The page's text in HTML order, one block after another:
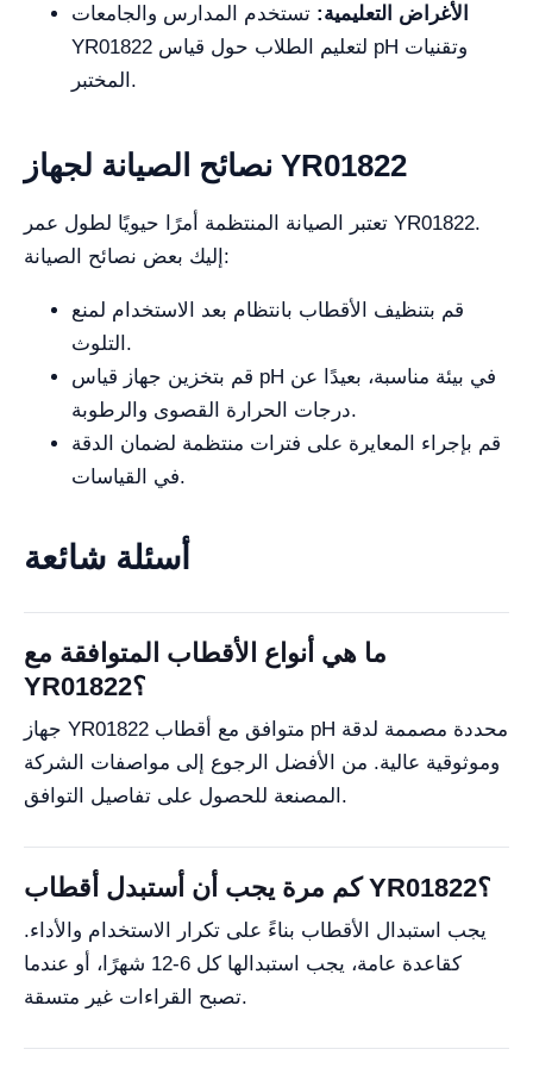
الأغراض التعليمية: تستخدم المدارس والجامعات
YR01822 لتعليم الطلاب حول قياس pH وتقنيات
المختبر.
نصائح الصيانة لجهاز YR01822
تعتبر الصيانة المنتظمة أمرًا حيويًا لطول عمر YR01822.
إليك بعض نصائح الصيانة:
قم بتنظيف الأقطاب بانتظام بعد الاستخدام لمنع
التلوث.
قم بتخزين جهاز قياس pH في بيئة مناسبة، بعيدًا عن
درجات الحرارة القصوى والرطوبة.
قم بإجراء المعايرة على فترات منتظمة لضمان الدقة
في القياسات.
أسئلة شائعة
ما هي أنواع الأقطاب المتوافقة مع
YR01822؟
جهاز YR01822 متوافق مع أقطاب pH محددة مصممة لدقة
وموثوقية عالية. من الأفضل الرجوع إلى مواصفات الشركة
المصنعة للحصول على تفاصيل التوافق.
كم مرة يجب أن أستبدل أقطاب YR01822؟
يجب استبدال الأقطاب بناءً على تكرار الاستخدام والأداء.
كقاعدة عامة، يجب استبدالها كل 6-12 شهرًا، أو عندما
تصبح القراءات غير متسقة.